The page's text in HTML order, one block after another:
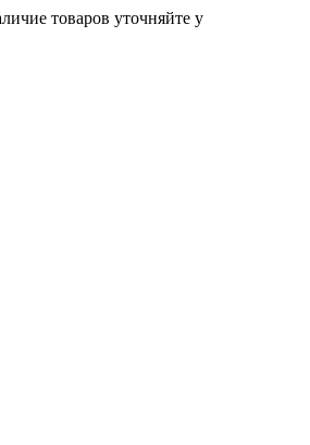
товаров уточняйте у